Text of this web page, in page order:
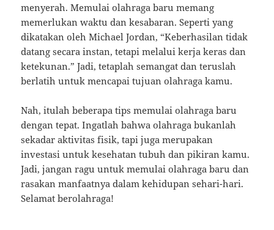
menyerah. Memulai olahraga baru memang
memerlukan waktu dan kesabaran. Seperti yang
dikatakan oleh Michael Jordan, “Keberhasilan tidak
datang secara instan, tetapi melalui kerja keras dan
ketekunan.” Jadi, tetaplah semangat dan teruslah
berlatih untuk mencapai tujuan olahraga kamu.
Nah, itulah beberapa tips memulai olahraga baru
dengan tepat. Ingatlah bahwa olahraga bukanlah
sekadar aktivitas fisik, tapi juga merupakan
investasi untuk kesehatan tubuh dan pikiran kamu.
Jadi, jangan ragu untuk memulai olahraga baru dan
rasakan manfaatnya dalam kehidupan sehari-hari.
Selamat berolahraga!